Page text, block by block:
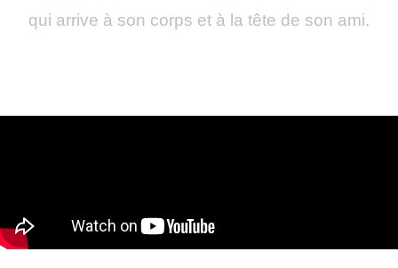
qui arrive à son corps et à la tête de son ami.